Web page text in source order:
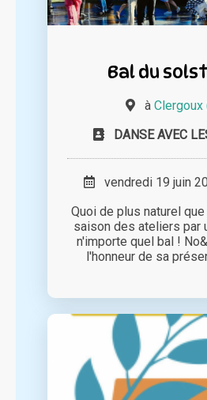
Bal du
à Clergoux
DANSE AVEC
vendredi 19 juin
Quoi de plus naturel
saison des ateliers par
n'importe quel bal !
l'honneur de sa